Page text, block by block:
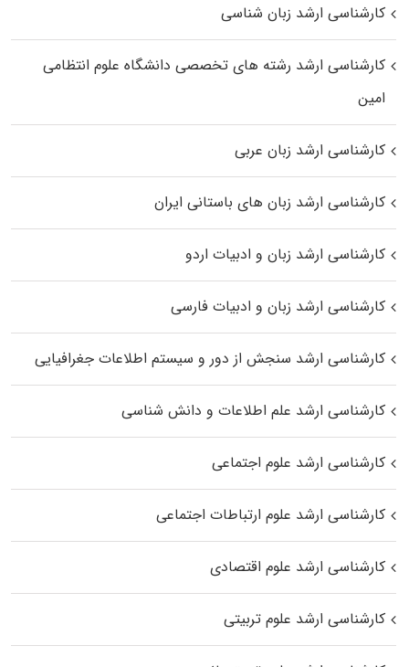
کارشناسی ارشد زبان شناسی
کارشناسی ارشد رﺷﺘﻪ ﻫﺎی تخصصی داﻧﺸﮕﺎه ﻋﻠﻮم انتظامی
اﻣﻴﻦ
کارشناسی ارشد زبان عربی
کارشناسی ارشد زبان‌ های باستانی ایران
کارشناسی ارشد زبان و ادبیات اردو
کارشناسی ارشد زبان و ادبیات فارسی
کارشناسی ارشد سنجش از دور و سیستم اطلاعات جغرافیایی
کارشناسی ارشد علم اطلاعات و دانش شناسی
کارشناسی ارشد علوم اجتماعی
کارشناسی ارشد علوم ارتباطات اجتماعی
کارشناسی ارشد علوم اقتصادی
کارشناسی ارشد علوم تربیتی